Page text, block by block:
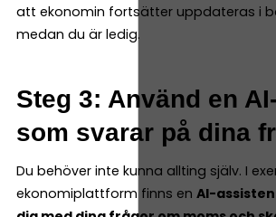
att ekonomin fortsätter uppdateras i
medan du är ledig.
Steg 3: Använd en
som svarar på dina
Du behöver inte kunna allting själv. I
ekonomiplattform finns en AI-